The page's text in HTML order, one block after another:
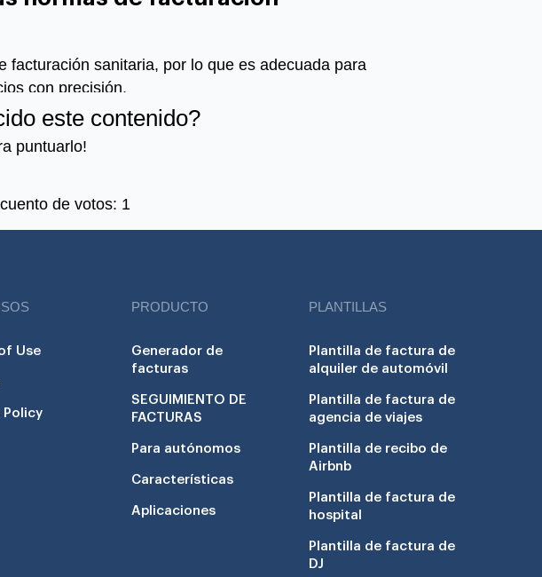
sanitaria, por lo que es adecuada para
con precisión.
este contenido?
puntuarlo!
de votos: 1
Use
Policy
PRODUCTO
Generador de
facturas
SEGUIMIENTO DE
FACTURAS
Para autónomos
Características
Aplicaciones
PLANTILLAS
Plantilla de factura de
alquiler de automóvil
Plantilla de factura de
agencia de viajes
Plantilla de recibo de
Airbnb
Plantilla de factura de
hospital
Plantilla de factura de
DJ